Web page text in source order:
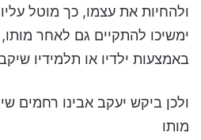
ולהחיות את עצמו, כך מוטל
ימשיכו להתקיים גם לאחר מותו,
באמצעות ילדיו או תלמידיו
ולכן ביקש יעקב אבינו רחמים
מותו